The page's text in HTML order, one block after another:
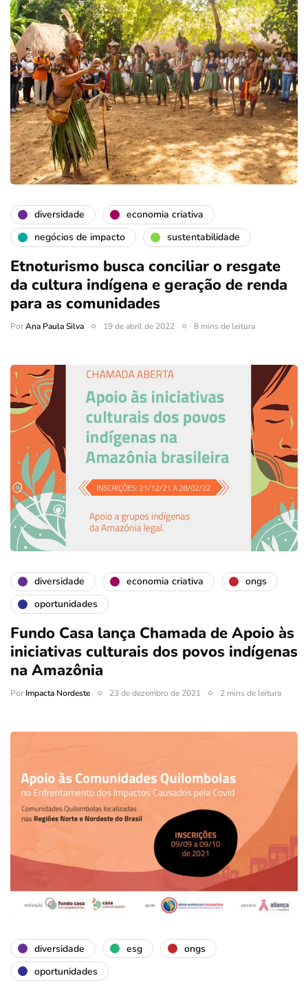
diversidade
economia criativa
negócios de impacto
sustentabilidade
Etnoturismo busca conciliar o resgate
da cultura indígena e geração de renda
para as comunidades
PorAna Paula Silva 19 de abril de 2022 8 mins de leitura
diversidade economia criativa
ongs
oportunidades
Fundo Casa lança Chamada de Apoio às
iniciativas culturais dos povos indígenas
na Amazônia
PorImpacta Nordeste 23 de dezembro de 2021 2 mins de leitura
diversidade esg
ongs
oportunidades